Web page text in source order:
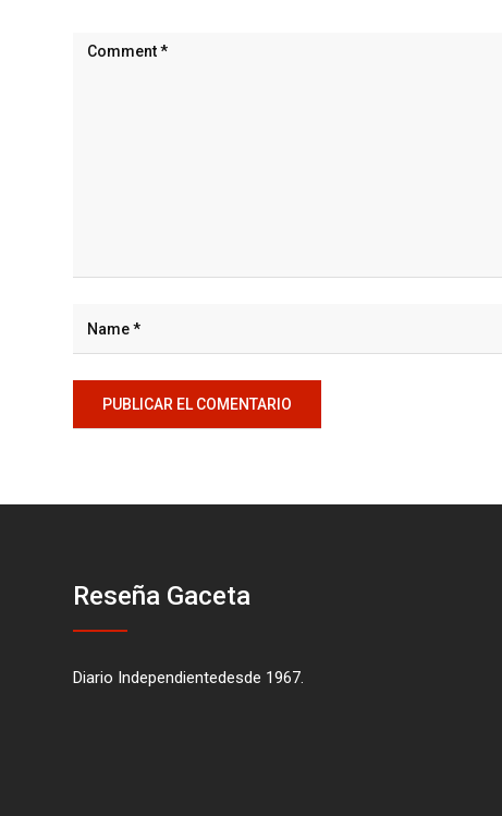
Reseña Gaceta
Diario Independientedesde 1967.